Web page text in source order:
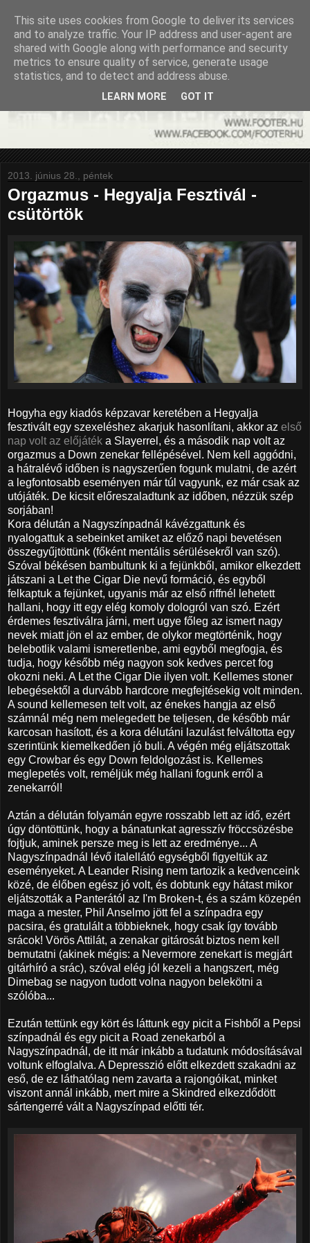
2013. június 28., péntek
Orgazmus - Hegyalja Fesztivál -
csütörtök
Hogyha egy kiadós képzavar keretében a Hegyalja
fesztivált egy szexeléshez akarjuk hasonlítani, akkor az első
nap volt az előjáték a Slayerrel, és a második nap volt az
orgazmus a Down zenekar fellépésével. Nem kell aggódni,
a hátralévő időben is nagyszerűen fogunk mulatni, de azért
a legfontosabb eseményen már túl vagyunk, ez már csak az
utójáték. De kicsit előreszaladtunk az időben, nézzük szép
sorjában!
Kora délután a Nagyszínpadnál kávézgattunk és
nyalogattuk a sebeinket amiket az előző napi bevetésen
összegyűjtöttünk (főként mentális sérülésekről van szó).
Szóval békésen bambultunk ki a fejünkből, amikor elkezdett
játszani a Let the Cigar Die nevű formáció, és egyből
felkaptuk a fejünket, ugyanis már az első riffnél lehetett
hallani, hogy itt egy elég komoly dologról van szó. Ezért
érdemes fesztiválra járni, mert ugye főleg az ismert nagy
nevek miatt jön el az ember, de olykor megtörténik, hogy
belebotlik valami ismeretlenbe, ami egyből megfogja, és
tudja, hogy később még nagyon sok kedves percet fog
okozni neki. A Let the Cigar Die ilyen volt. Kellemes stoner
lebegésektől a durvább hardcore megfejtésekig volt minden.
A sound kellemesen telt volt, az énekes hangja az első
számnál még nem melegedett be teljesen, de később már
karcosan hasított, és a kora délutáni lazulást felváltotta egy
szerintünk kiemelkedően jó buli. A végén még eljátszottak
egy Crowbar és egy Down feldolgozást is. Kellemes
meglepetés volt, reméljük még hallani fogunk erről a
zenekarról!
Aztán a délután folyamán egyre rosszabb lett az idő, ezért
úgy döntöttünk, hogy a bánatunkat agresszív fröccsözésbe
fojtjuk, aminek persze meg is lett az eredménye... A
Nagyszínpadnál lévő italellátó egységből figyeltük az
eseményeket. A Leander Rising nem tartozik a kedvenceink
közé, de élőben egész jó volt, és dobtunk egy hátast mikor
eljátszották a Panterától az I'm Broken-t, és a szám közepén
maga a mester, Phil Anselmo jött fel a színpadra egy
pacsira, és gratulált a többieknek, hogy csak így tovább
srácok! Vörös Attilát, a zenakar gitárosát biztos nem kell
bemutatni (akinek mégis: a Nevermore zenekart is megjárt
gitárhíró a srác), szóval elég jól kezeli a hangszert, még
Dimebag se nagyon tudott volna nagyon belekötni a
szólóba...
Ezután tettünk egy kört és láttunk egy picit a Fishből a Pepsi
színpadnál és egy picit a Road zenekarból a
Nagyszínpadnál, de itt már inkább a tudatunk módosításával
voltunk elfoglalva. A Depresszió előtt elkezdett szakadni az
eső, de ez láthatólag nem zavarta a rajongóikat, minket
viszont annál inkább, mert mire a Skindred elkezdődött
sártengerré vált a Nagyszínpad előtti tér.
This site uses cookies from Google to deliver its services
and to analyze traffic. Your IP address and user-agent are
shared with Google along with performance and security
metrics to ensure quality of service, generate usage
statistics, and to detect and address abuse.
LEARN MORE GOT IT